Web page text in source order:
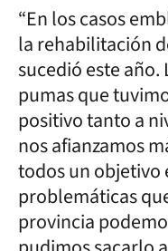
“En los casos
la rehabilitación
sucedió este año.
pumas que
positivo tanto a
nos afianzamos
todos un objetivo
problemáticas
provincia